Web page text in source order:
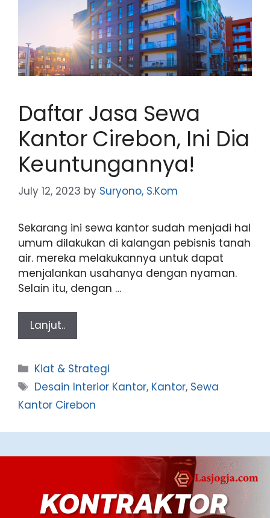
Daftar Jasa Sewa
Kantor Cirebon, Ini Dia
Keuntungannya!
July 12, 2023 by Suryono, S.Kom
Sekarang ini sewa kantor sudah menjadi hal
umum dilakukan di kalangan pebisnis tanah
air. mereka melakukannya untuk dapat
menjalankan usahanya dengan nyaman.
Selain itu, dengan …
Lanjut..
Categories
Kiat & Strategi
Tags
Desain Interior Kantor, Kantor, Sewa
Kantor Cirebon